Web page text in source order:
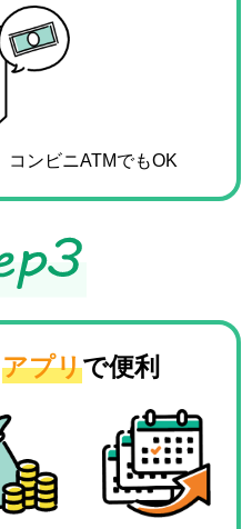
コンビニATMでもOK
アプリで便利